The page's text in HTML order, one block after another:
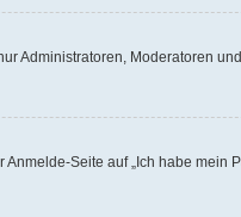
Administratoren, Moderatoren
Seite auf „Ich habe mein